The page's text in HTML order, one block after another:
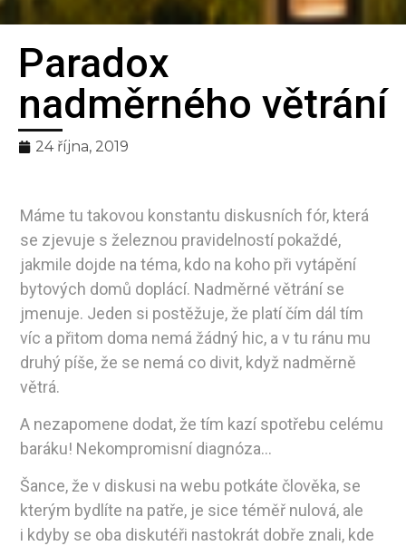
Bilanční
metoda
Paradox
nadměrného větrání
24 října, 2019
Máme tu takovou konstantu diskusních fór, která
se zjevuje s železnou pravidelností pokaždé,
jakmile dojde na téma, kdo na koho při vytápění
bytových domů doplácí. Nadměrné větrání se
jmenuje. Jeden si postěžuje, že platí čím dál tím
víc a přitom doma nemá žádný hic, a v tu ránu mu
druhý píše, že se nemá co divit, když nadměrně
větrá.
A nezapomene dodat, že tím kazí spotřebu celému
baráku! Nekompromisní diagnóza…
Šance, že v diskusi na webu potkáte člověka, se
kterým bydlíte na patře, je sice téměř nulová, ale
i kdyby se oba diskutéři nastokrát dobře znali, kde